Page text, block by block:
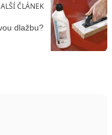
ČLÁNEK
dlažbu?